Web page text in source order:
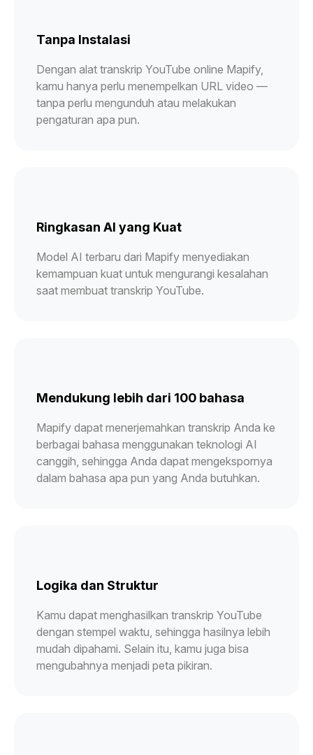
Tanpa Instalasi
Dengan alat transkrip YouTube online Mapify,
kamu hanya perlu menempelkan URL video —
tanpa perlu mengunduh atau melakukan
pengaturan apa pun.
Ringkasan AI yang Kuat
Model AI terbaru dari Mapify menyediakan
kemampuan kuat untuk mengurangi kesalahan
saat membuat transkrip YouTube.
Mendukung lebih dari 100 bahasa
Mapify dapat menerjemahkan transkrip Anda ke
berbagai bahasa menggunakan teknologi AI
canggih, sehingga Anda dapat mengekspornya
dalam bahasa apa pun yang Anda butuhkan.
Logika dan Struktur
Kamu dapat menghasilkan transkrip YouTube
dengan stempel waktu, sehingga hasilnya lebih
mudah dipahami. Selain itu, kamu juga bisa
mengubahnya menjadi peta pikiran.